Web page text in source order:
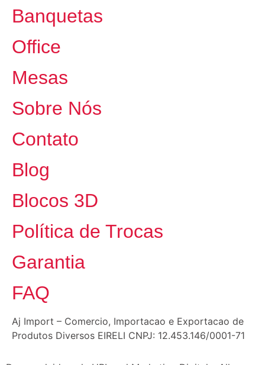
Banquetas
Office
Mesas
Sobre Nós
Contato
Blog
Blocos 3D
Política de Trocas
Garantia
FAQ
Aj Import – Comercio, Importacao e Exportacao de
Produtos Diversos EIRELI CNPJ: 12.453.146/0001-71